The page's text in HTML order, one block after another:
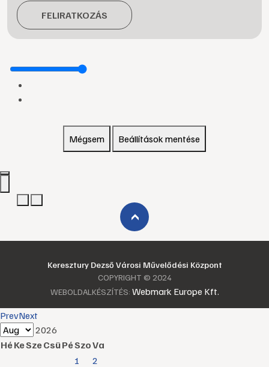
FELIRATKOZÁS
Mégsem Beállítások mentése
›
Keresztury Dezső Városi Művelődési Központ
COPYRIGHT © 2024
WEBOLDALKÉSZÍTÉS: Webmark Europe Kft.
PrevNext
2026
HéKeSzeCsüPéSzoVa
1
2